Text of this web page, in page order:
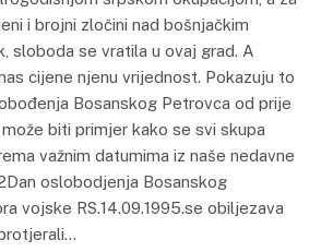
i brojni zločini nad bošnjačkim
sloboda se vratila u ovaj grad. A
cijene njenu vrijednost. Pokazuju to
Bosanskog Petrovca od prije
biti primjer kako se svi skupa
važnim datumima iz naše nedavne
oslobodjenja Bosanskog
vojske RS.14.09.1995.se obiljezava